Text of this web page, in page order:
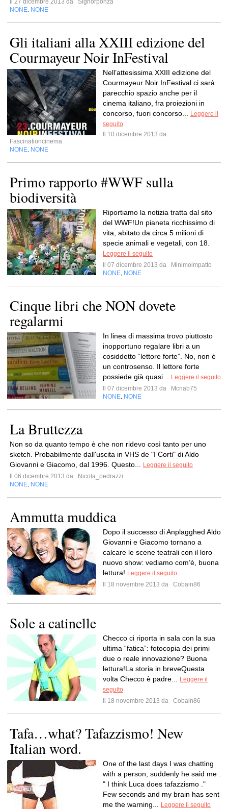
Il 27 dicembre 2013 da
Signorponza
NONE NONE
Gli italiani alla XXIII edizione del
Courmayeur Noir InFestival
Nell’attesissima XXIII edizione del
Courmayeur Noir InFestival ci sarà
parecchio spazio anche per il
cinema italiano, fra proiezioni in
concorso, fuori concorso...
Leggere il
seguito
Il 10 dicembre 2013 da
Fascinationcinema
NONE NONE
Primo rapporto #WWF sulla
biodiversità
Riportiamo la notizia tratta dal sito
del WWF!Un pianeta ricchissimo di
vita, abitato da circa 5 milioni di
specie animali e vegetali, con 18.
Leggere il seguito
Il 07 dicembre 2013 da
Minimoimpatto
NONE NONE
Cinque libri che NON dovete
regalarmi
In linea di massima trovo piuttosto
inopportuno regalare libri a un
cosiddetto “lettore forte”. No, non è
un controsenso. Il lettore forte
possiede già quasi...
Leggere il seguito
Il 07 dicembre 2013 da
Mcnab75
NONE NONE
La Bruttezza
Non so da quanto tempo è che non ridevo così tanto per uno
sketch. Probabilmente dall'uscita in VHS de "I Corti" di Aldo
Giovanni e Giacomo, dal 1996. Questo...
Leggere il seguito
Il 06 dicembre 2013 da
Nicola_pedrazzi
NONE NONE
Ammutta muddica
Dopo il successo di Anplagghed Aldo
Giovanni e Giacomo tornano a
calcare le scene teatrali con il loro
nuovo show: vediamo com’è, buona
lettura! Leggere il seguito
Il 18 novembre 2013 da
Cobain86
Sole a catinelle
Checco ci riporta in sala con la sua
ultima “fatica”: fotocopia dei primi
due o reale innovazione? Buona
lettura!La storia in breveQuesta
volta Checco è padre...
Leggere il
seguito
Il 18 novembre 2013 da
Cobain86
Tafa…what? Tafazzismo! New
Italian word.
One of the last days I was chatting
with a person, suddenly he said me :
" I think Luca does tafazzismo ."
Few seconds and my brain has sent
me the warning...
Leggere il seguito